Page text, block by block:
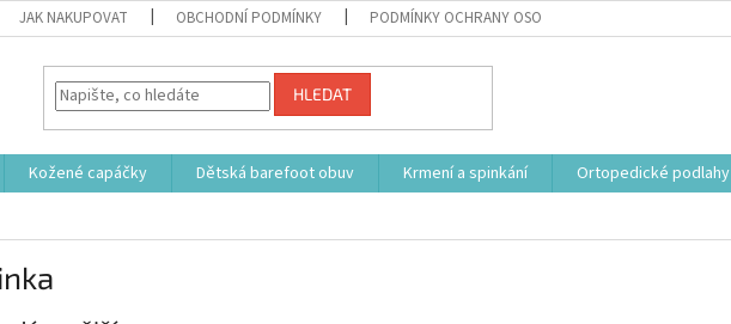
JAK NAKUPOVAT OBCHODNÍ PODMÍNKY PODMÍNKY OCHRANY OSOBNÍCH ÚDAJŮ
HLEDAT
Kožené capáčky Dětská barefoot obuv Krmení a spinkání Ortopedické podlahy